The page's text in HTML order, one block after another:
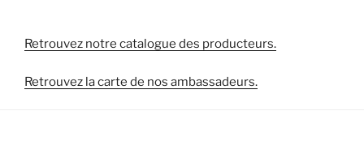
Retrouvez notre catalogue des producteurs.
Retrouvez la carte de nos ambassadeurs.